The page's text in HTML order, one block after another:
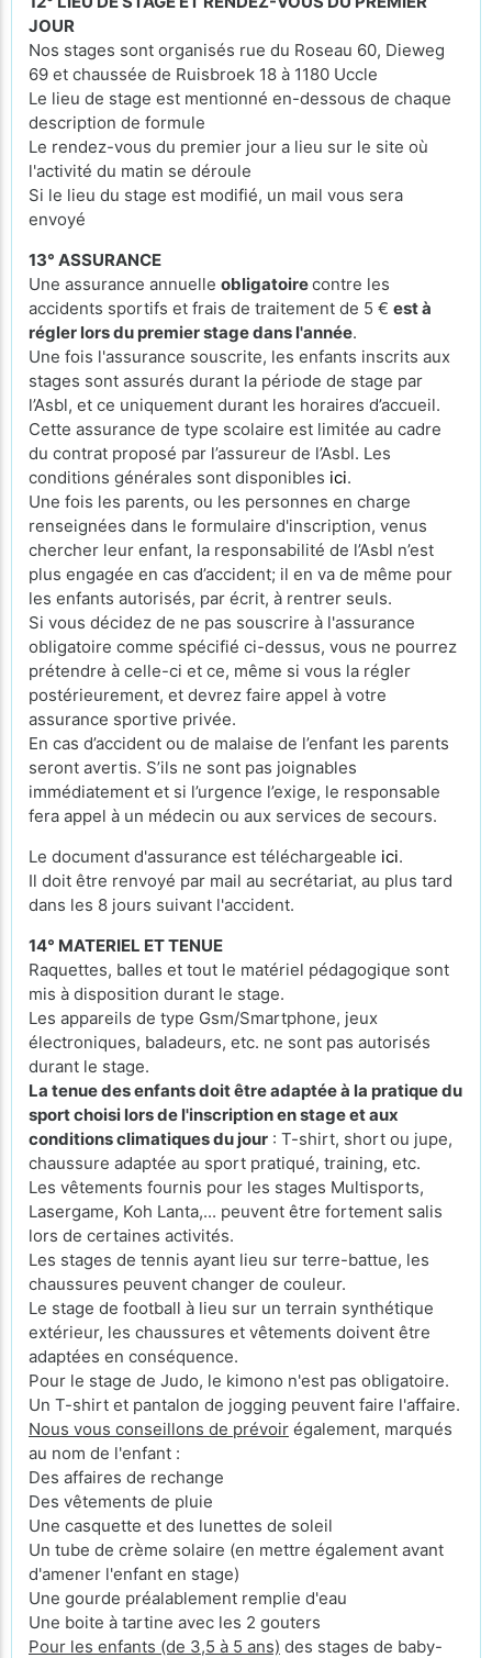
JOUR
Nos stages sont organisés rue du Roseau 60, Dieweg
69 et chaussée de Ruisbroek 18 à 1180 Uccle
Le lieu de stage est mentionné en-dessous de chaque
description de formule
Le rendez-vous du premier jour a lieu sur le site où
l'activité du matin se déroule
Si le lieu du stage est modifié, un mail vous sera
envoyé
13° ASSURANCE
Une assurance annuelle obligatoirecontre les
accidents sportifs et frais de traitement de 5 € est à
régler lors du premier stage dans l'année.
Une fois l'assurance souscrite, les enfants inscrits aux
stages sont assurés durant la période de stage par
l’Asbl, et ce uniquement durant les horaires d’accueil.
Cette assurance de type scolaire est limitée au cadre
du contrat proposé par l’assureur de l’Asbl. Les
conditions générales sont disponibles ici.
Une fois les parents, ou les personnes en charge
renseignées dans le formulaire d'inscription, venus
chercher leur enfant, la responsabilité de l’Asbl n’est
plus engagée en cas d’accident; il en va de même pour
les enfants autorisés, par écrit, à rentrer seuls.
Si vous décidez de ne pas souscrire à l'assurance
obligatoire comme spécifié ci-dessus, vous ne pourrez
prétendre à celle-ci et ce, même si vous la régler
postérieurement, et devrez faire appel à votre
assurance sportive privée.
En cas d’accident ou de malaise de l’enfant les parents
seront avertis. S’ils ne sont pas joignables
immédiatement et si l’urgence l’exige, le responsable
fera appel à un médecin ou aux services de secours.
Le document d'assurance est téléchargeable ici.
Il doit être renvoyé par mail au secrétariat, au plus tard
dans les 8 jours suivant l'accident.
14° MATERIEL ET TENUE
Raquettes, balles et tout le matériel pédagogique sont
mis à disposition durant le stage.
Les appareils de type Gsm/Smartphone, jeux
électroniques, baladeurs, etc. ne sont pas autorisés
durant le stage.
La tenue des enfants doit être adaptée à la pratique du
sport choisi lors de l'inscription en stage et aux
conditions climatiques du jour : T-shirt, short ou jupe,
chaussure adaptée au sport pratiqué, training, etc.
Les vêtements fournis pour les stages Multisports,
Lasergame, Koh Lanta,... peuvent être fortement salis
lors de certaines activités.
Les stages de tennis ayant lieu sur terre-battue, les
chaussures peuvent changer de couleur.
Le stage de football à lieu sur un terrain synthétique
extérieur, les chaussures et vêtements doivent être
adaptées en conséquence.
Pour le stage de Judo, le kimono n'est pas obligatoire.
Un T-shirt et pantalon de jogging peuvent faire l'affaire.
Nous vous conseillons de prévoir également, marqués
au nom de l'enfant :
Des affaires de rechange
Des vêtements de pluie
Une casquette et des lunettes de soleil
Un tube de crème solaire (en mettre également avant
d'amener l'enfant en stage)
Une gourde préalablement remplie d'eau
Une boite à tartine avec les 2 gouters
Pour les enfants (de 3,5 à 5 ans) des stages de baby-